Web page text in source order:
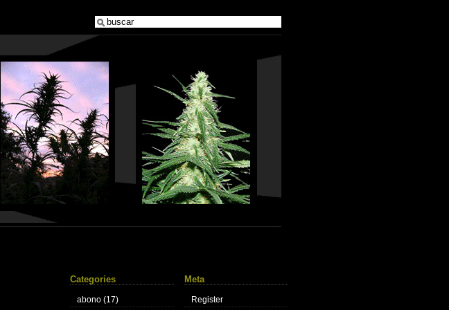
Categories
abono (17)
Meta
Register